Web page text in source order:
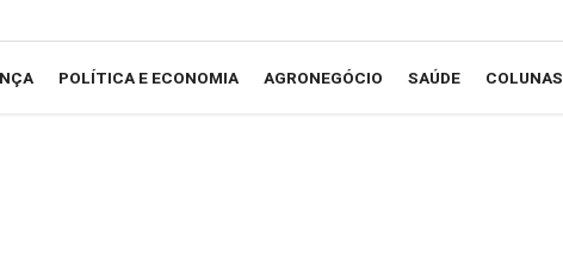
POLÍTICA E ECONOMIA AGRONEGÓCIO SAÚDE COLUNAS